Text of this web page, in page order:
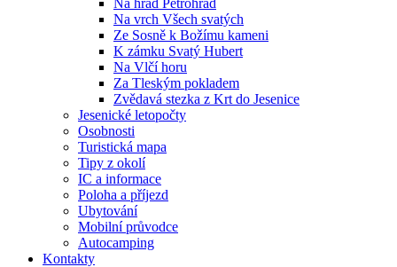
Na hrad Petrohrad
Na vrch Všech svatých
Ze Sosně k Božímu kameni
K zámku Svatý Hubert
Na Vlčí horu
Za Tleským pokladem
Zvědavá stezka z Krt do Jesenice
Jesenické letopočty
Osobnosti
Turistická mapa
Tipy z okolí
IC a informace
Poloha a příjezd
Ubytování
Mobilní průvodce
Autocamping
Kontakty